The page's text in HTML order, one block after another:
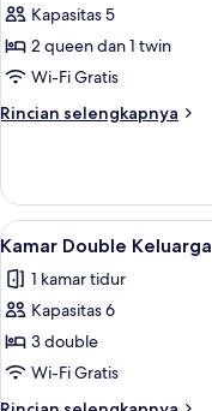
untuk
Kamar
Keluarga,
Beberapa
Tempat
Kapasitas 5
2 queen dan 1 twin
Wi-Fi Gratis
Rincian selengkapnya
Rincian
Kamar
Keluarga,
Beberapa
Tidur
Lihat
semua
foto
untuk
Kamar
Double
Keluarga
5
Kamar Double Keluarga
1 kamar tidur
Kapasitas 6
3 double
Wi-Fi Gratis